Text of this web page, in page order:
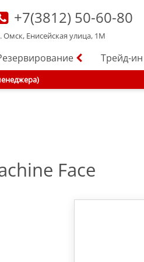
+7(3812) 50-60-80
Омск, Енисейская улица, 1М
Трейд-ин
Face